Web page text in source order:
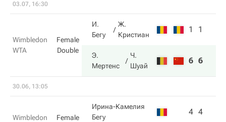
03.07, 16:30
Wimbledon
WTA
Female
Double
И.
Бегу
Ж.
Кристиан
1 1
Э.
Мертенс
Ч.
Шуай
6 6
30.06, 13:05
Wimbledon
Female
Ирина-Камелия
Бегу
4 4